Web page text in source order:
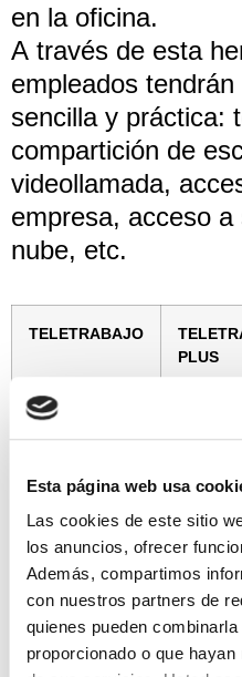
Esta página web usa
Las cookies de este sitio
los anuncios, ofrecer
Además, compartimos
con nuestros partners de
quienes pueden
proporcionado o que
en la oficina.
A través de esta
empleados
sencilla y práctica:
compartición de
videollamada,
empresa, acceso
nube, etc.
TELETRABAJO
✓ Webrtc.
contactos
personalizable.
✓
Funcionalidades
de la Centralita
PLUS
✓ Vídeo.
✓ Chat.
✓ Salas.